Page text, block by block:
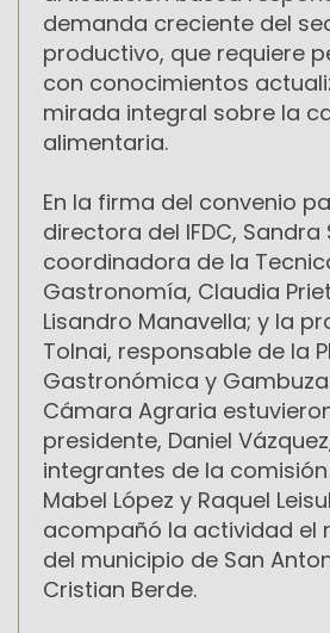
demanda creciente del
productivo, que requiere
con conocimientos
mirada integral sobre la
alimentaria.
En la firma del convenio
directora del IFDC, Sandra
coordinadora de la
Gastronomía, Claudia
Lisandro Manavella; y la
Tolnai, responsable de la
Gastronómica y
Cámara Agraria
presidente, Daniel
integrantes de la
Mabel López y Raquel
acompañó la actividad el
del municipio de San
Cristian Berde.